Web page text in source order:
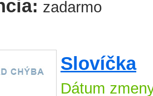
zadarmo
Slovíčka
Dátum